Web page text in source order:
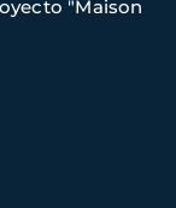
"Maison